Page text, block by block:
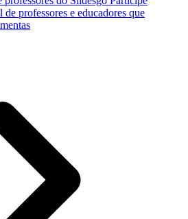
professores e educadores que